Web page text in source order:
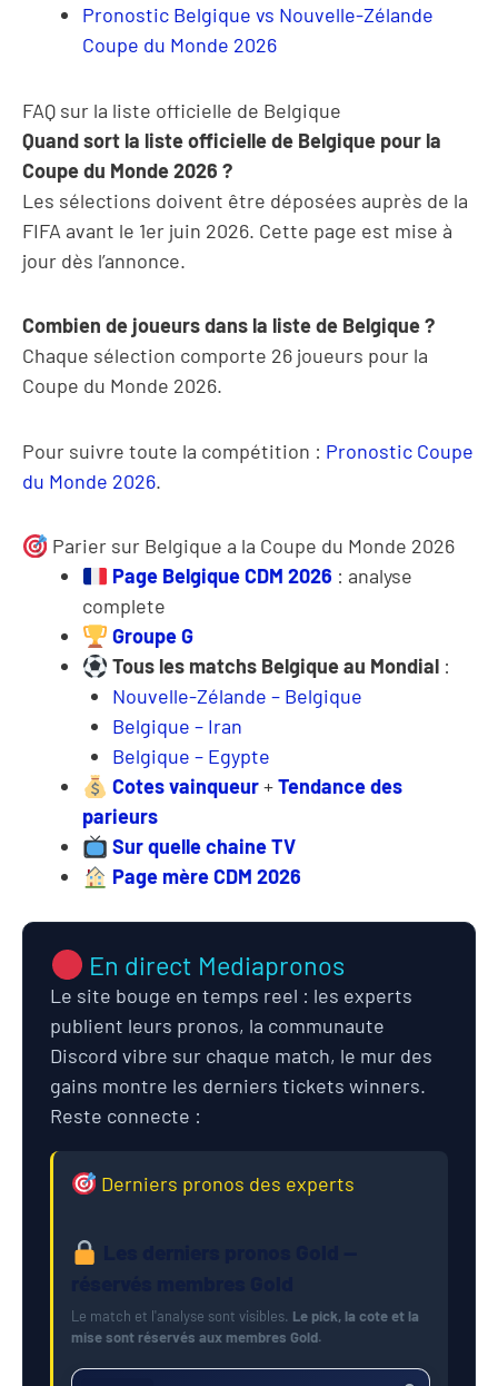
Pronostic Belgique vs Nouvelle-Zélande
Coupe du Monde 2026
FAQ sur la liste officielle de Belgique
Quand sort la liste officielle de Belgique pour la
Coupe du Monde 2026 ?
Les sélections doivent être déposées auprès de la
FIFA avant le 1er juin 2026. Cette page est mise à
jour dès l’annonce.
Combien de joueurs dans la liste de Belgique ?
Chaque sélection comporte 26 joueurs pour la
Coupe du Monde 2026.
Pour suivre toute la compétition : Pronostic Coupe
du Monde 2026
Parier sur Belgique a la Coupe du Monde 2026
Page Belgique CDM 2026 : analyse
complete
Groupe G
Tous les matchs Belgique au Mondial :
Nouvelle-Zélande – Belgique
Belgique – Iran
Belgique – Egypte
Cotes vainqueur+Tendance des
parieurs
Sur quelle chaine TV
Page mère CDM 2026
En direct Mediapronos
Le site bouge en temps reel : les experts
publient leurs pronos, la communaute
Discord vibre sur chaque match, le mur des
gains montre les derniers tickets winners.
Reste connecte :
Derniers pronos des experts
Le match et l'analyse sont visibles. Le pick, la cote et la
mise sont réservés aux membres Gold.